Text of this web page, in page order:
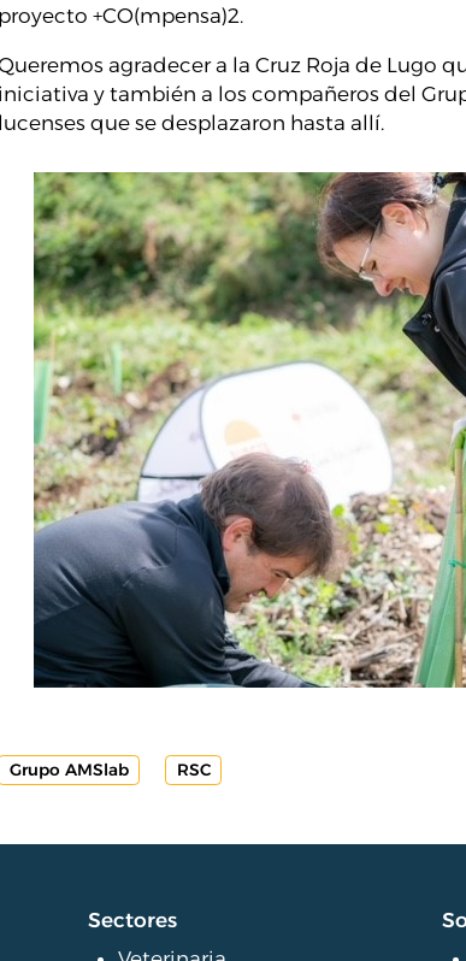
proyecto +CO(mpensa)2.
agradecer a la Cruz Roja de Lugo
iniciativa y también a los compañeros del
lucenses que se desplazaron hasta allí.
Grupo AMSlab RSC
Sectores